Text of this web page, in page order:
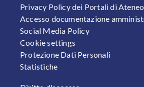
Privacy Policy dei Portali di Ateneo
Accesso documentazione
Social Media Policy
Cookie settings
Protezione Dati Personali
Statistiche